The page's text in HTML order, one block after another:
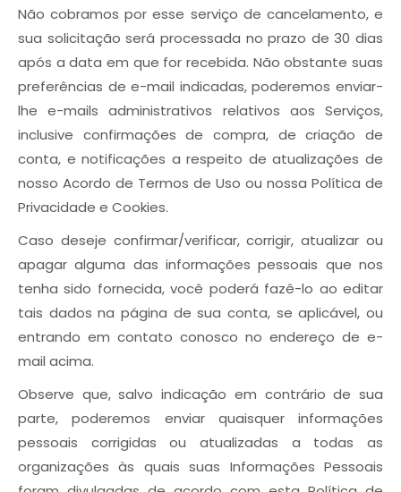
Não cobramos por esse serviço de cancelamento, e
sua solicitação será processada no prazo de 30 dias
após a data em que for recebida. Não obstante suas
preferências de e-mail indicadas, poderemos enviar-
lhe e-mails administrativos relativos aos Serviços,
inclusive confirmações de compra, de criação de
conta, e notificações a respeito de atualizações de
nosso Acordo de Termos de Uso ou nossa Política de
Privacidade e Cookies.
Caso deseje confirmar/verificar, corrigir, atualizar ou
apagar alguma das informações pessoais que nos
tenha sido fornecida, você poderá fazê-lo ao editar
tais dados na página de sua conta, se aplicável, ou
entrando em contato conosco no endereço de e-
mail acima.
Observe que, salvo indicação em contrário de sua
parte, poderemos enviar quaisquer informações
pessoais corrigidas ou atualizadas a todas as
organizações às quais suas Informações Pessoais